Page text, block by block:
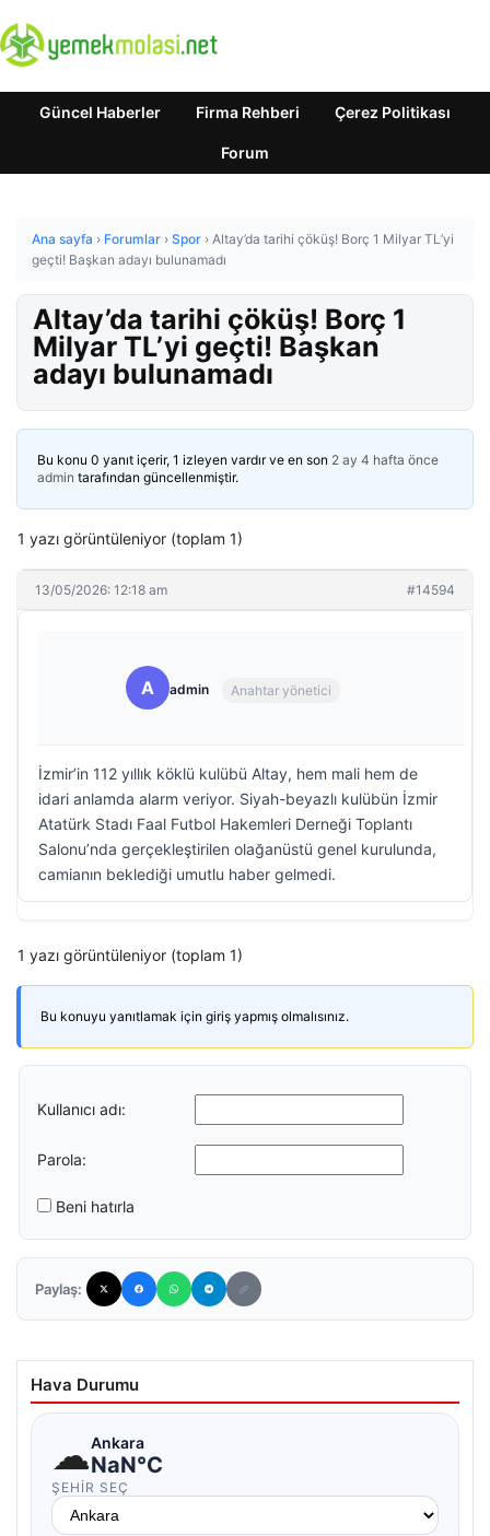
Güncel Haberler Firma Rehberi Çerez Politikası
Forum
Ana sayfa › Forumlar › Spor › Altay’da tarihi çöküş! Borç 1 Milyar TL’yi
geçti! Başkan adayı bulunamadı
Altay’da tarihi çöküş! Borç 1
Milyar TL’yi geçti! Başkan
adayı bulunamadı
Bu konu 0 yanıt içerir, 1 izleyen vardır ve en son 2 ay 4 hafta önce
admin tarafından güncellenmiştir.
1 yazı görüntüleniyor (toplam 1)
13/05/2026: 12:18 am #14594
A admin Anahtar yönetici
İzmir’in 112 yıllık köklü kulübü Altay, hem mali hem de
idari anlamda alarm veriyor. Siyah-beyazlı kulübün İzmir
Atatürk Stadı Faal Futbol Hakemleri Derneği Toplantı
Salonu’nda gerçekleştirilen olağanüstü genel kurulunda,
camianın beklediği umutlu haber gelmedi.
1 yazı görüntüleniyor (toplam 1)
Bu konuyu yanıtlamak için giriş yapmış olmalısınız.
Kullanıcı adı:
Parola:
Beni hatırla
Paylaş:
Hava Durumu
☁Ankara
NaN°C
ŞEHIR SEÇ